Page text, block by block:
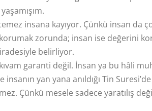
insana kayıyor. Çünkü insan da
zorunda; insan ise değerini
belirliyor.
garanti değil. İnsan ya bu hâli
yan yana anıldığı Tin
Çünkü mesele sadece yaratılış